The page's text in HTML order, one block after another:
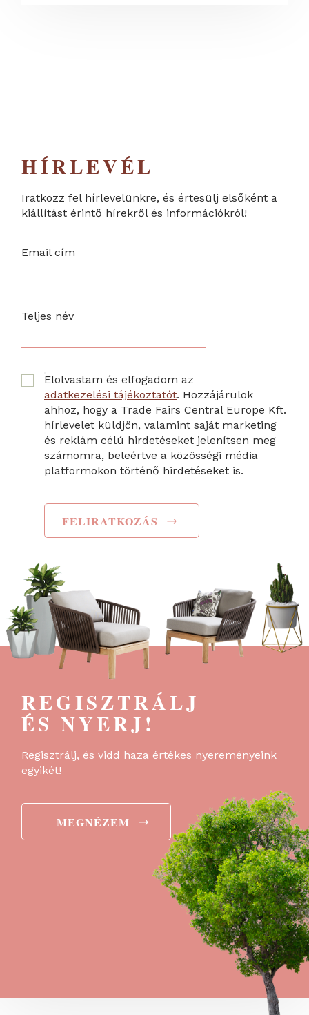
HÍRLEVÉL
Iratkozz fel hírlevelünkre, és értesülj elsőként a
kiállítást érintő hírekről és információkról!
Email cím
Teljes név
Elolvastam és elfogadom az
adatkezelési tájékoztatót. Hozzájárulok
ahhoz, hogy a Trade Fairs Central Europe Kft.
hírlevelet küldjön, valamint saját marketing
és reklám célú hirdetéseket jelenítsen meg
számomra, beleértve a közösségi média
platformokon történő hirdetéseket is.
FELIRATKOZÁS →
REGISZTRÁLJ
ÉS NYERJ!
Regisztrálj, és vidd haza értékes nyereményeink
egyikét!
MEGNÉZEM →